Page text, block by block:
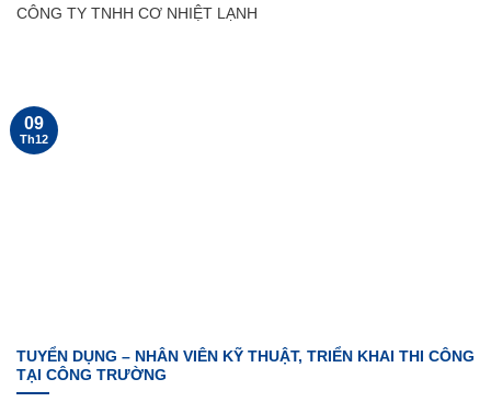
CÔNG TY TNHH CƠ NHIỆT LẠNH
TUYỂN DỤNG – NHÂN VIÊN KỸ THUẬT, TRIỂN KHAI THI CÔNG
TẠI CÔNG TRƯỜNG
09
Th12